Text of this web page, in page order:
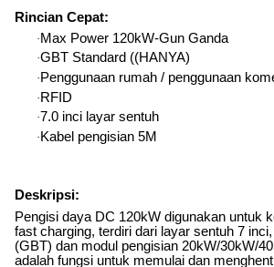
Rincian Cepat:
· Max Power 120kW-Gun Ganda
·GBT Standard ((HANYA)
· Penggunaan rumah / penggunaan
· RFID
·7.0 inci layar sentuh
· Kabel pengisian 5M
Deskripsi:
Pengisi daya DC 120kW digunakan untuk
fast charging, terdiri dari layar sentuh 7
(GBT) dan modul pengisian 20kW/30kW/
adalah fungsi untuk memulai dan